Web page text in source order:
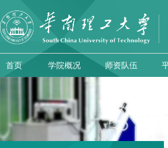
首页 学院概况 师资队伍